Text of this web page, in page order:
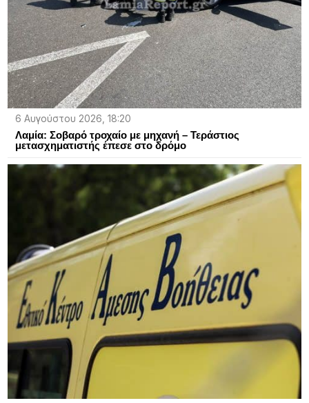
6 Αυγούστου 2026, 18:20
Λαμία: Σοβαρό τροχαίο με μηχανή – Τεράστιoς
μετασχηματιστής έπεσε στο δρόμο